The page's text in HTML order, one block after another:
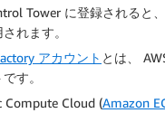
Tower に登録されると
れます。
アカウント とは、
す。
Compute Cloud (Amazon